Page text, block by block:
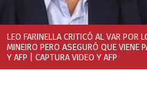
LEO FARINELLA CRITICÓ AL VAR POR
MINEIRO PERO ASEGURÓ QUE VIENE
Y AFP | CAPTURA VIDEO Y AFP